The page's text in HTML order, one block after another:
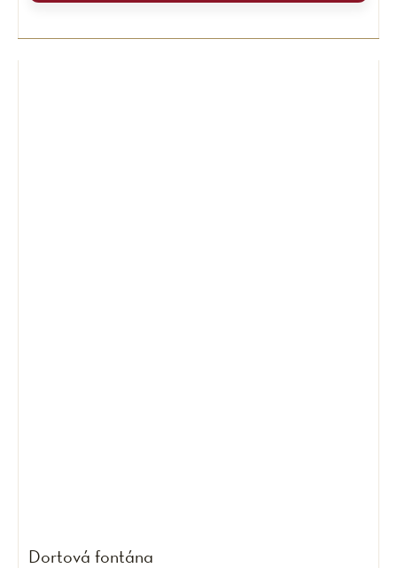
Dortová fontána